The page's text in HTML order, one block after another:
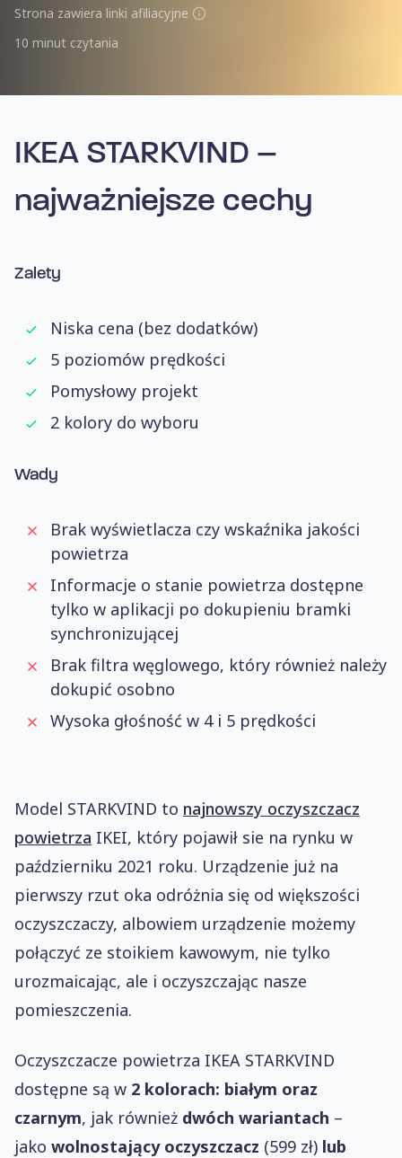
Strona zawiera linki afiliacyjne
10 minut czytania
IKEA STARKVIND –
najważniejsze cechy
Zalety
Niska cena (bez dodatków)
5 poziomów prędkości
Pomysłowy projekt
2 kolory do wyboru
Wady
Brak wyświetlacza czy wskaźnika jakości
powietrza
Informacje o stanie powietrza dostępne
tylko w aplikacji po dokupieniu bramki
synchronizującej
Brak filtra węglowego, który również należy
dokupić osobno
Wysoka głośność w 4 i 5 prędkości
Model STARKVIND to najnowszy oczyszczacz
powietrza IKEI, który pojawił sie na rynku w
październiku 2021 roku. Urządzenie już na
pierwszy rzut oka odróżnia się od większości
oczyszczaczy, albowiem urządzenie możemy
połączyć ze stoikiem kawowym, nie tylko
urozmaicając, ale i oczyszczając nasze
pomieszczenia.
Oczyszczacze powietrza IKEA STARKVIND
dostępne są w 2 kolorach: białym oraz
czarnym, jak również dwóch wariantach –
jako wolnostający oczyszczacz (599 zł) lub